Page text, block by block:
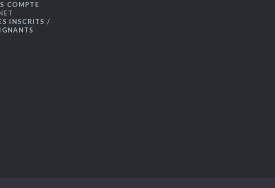
COMPTE
INSCRITS /